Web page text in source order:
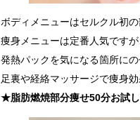
ボディメニューはセルクル初
痩身メニューは定番人気です
発熱パックを気になる箇所に
足裏や経絡マッサージで痩身効
★脂肪燃焼部分痩せ50分お試